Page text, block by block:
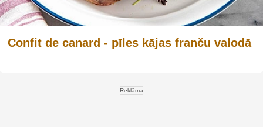
Confit de canard - pīles kājas franču valodā
Reklāma